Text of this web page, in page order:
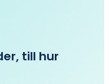
till hur